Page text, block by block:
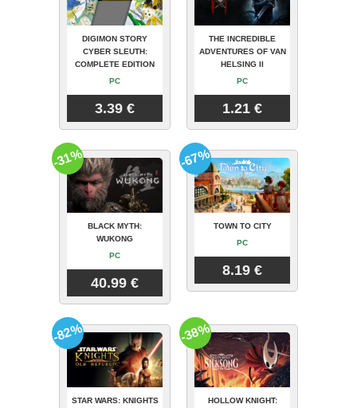
DIGIMON STORY
CYBER SLEUTH:
COMPLETE EDITION
PC
3.39 €
THE INCREDIBLE
ADVENTURES OF VAN
HELSING II
PC
1.21 €
BLACK MYTH:
WUKONG
PC
40.99 €
-31%
TOWN TO CITY
PC
8.19 €
-67%
STAR WARS: KNIGHTS
-82%
HOLLOW KNIGHT:
-38%